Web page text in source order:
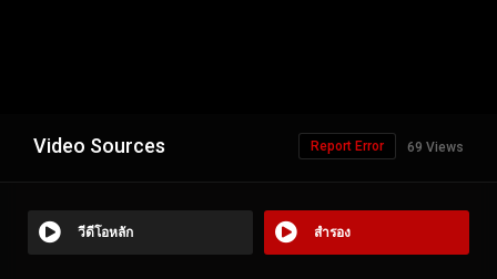
Video Sources 69 Views
Report Error
วีดีโอหลัก สำรอง